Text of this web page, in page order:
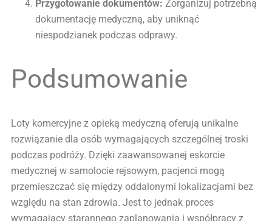
Przygotowanie dokumentów: Zorganizuj potrzebną
dokumentację medyczną, aby uniknąć
niespodzianek podczas odprawy.
Podsumowanie
Loty komercyjne z opieką medyczną oferują unikalne
rozwiązanie dla osób wymagających szczególnej troski
podczas podróży. Dzięki zaawansowanej eskorcie
medycznej w samolocie rejsowym, pacjenci mogą
przemieszczać się między oddalonymi lokalizacjami bez
względu na stan zdrowia. Jest to jednak proces
wymagający starannego zaplanowania i współpracy z